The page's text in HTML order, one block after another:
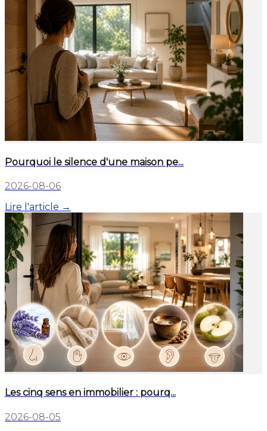
Pourquoi le silence d'une maison pe...
2026-08-06
Lire l'article →
Les cinq sens en immobilier : pourq...
2026-08-05